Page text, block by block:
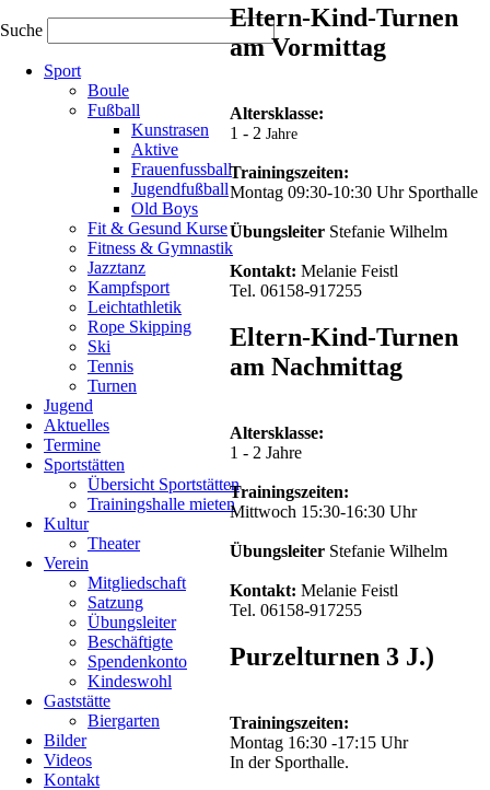
Suche
überspringen
Sport
Boule
Fußball
Kunstrasen
Aktive
Frauenfussball
Jugendfußball
Old Boys
Fit & Gesund Kurse
Fitness & Gymnastik
Jazztanz
Kampfsport
Leichtathletik
Rope Skipping
Ski
Tennis
Turnen
Jugend
Aktuelles
Termine
Sportstätten
Übersicht Sportstätten
Trainingshalle mieten
Kultur
Theater
Verein
Mitgliedschaft
Satzung
Übungsleiter
Beschäftigte
Spendenkonto
Kindeswohl
Gaststätte
Biergarten
Bilder
Videos
Kontakt
bis
Uhr
der
Turnhalle!
Zurück
Eltern-Kind-Turnen
am Vormittag
Altersklasse:
1 - 2 Jahre
Trainingszeiten:
Montag 09:30-10:30 Uhr Sporthalle
Übungsleiter Stefanie Wilhelm
Kontakt: Melanie Feistl
Tel. 06158-917255
Eltern-Kind-Turnen
am Nachmittag
Altersklasse:
1 - 2 Jahre
Trainingszeiten:
Mittwoch 15:30-16:30 Uhr
Übungsleiter Stefanie Wilhelm
Kontakt: Melanie Feistl
Tel. 06158-917255
Purzelturnen 3 J.)
Trainingszeiten:
Montag 16:30 -17:15 Uhr
In der Sporthalle.